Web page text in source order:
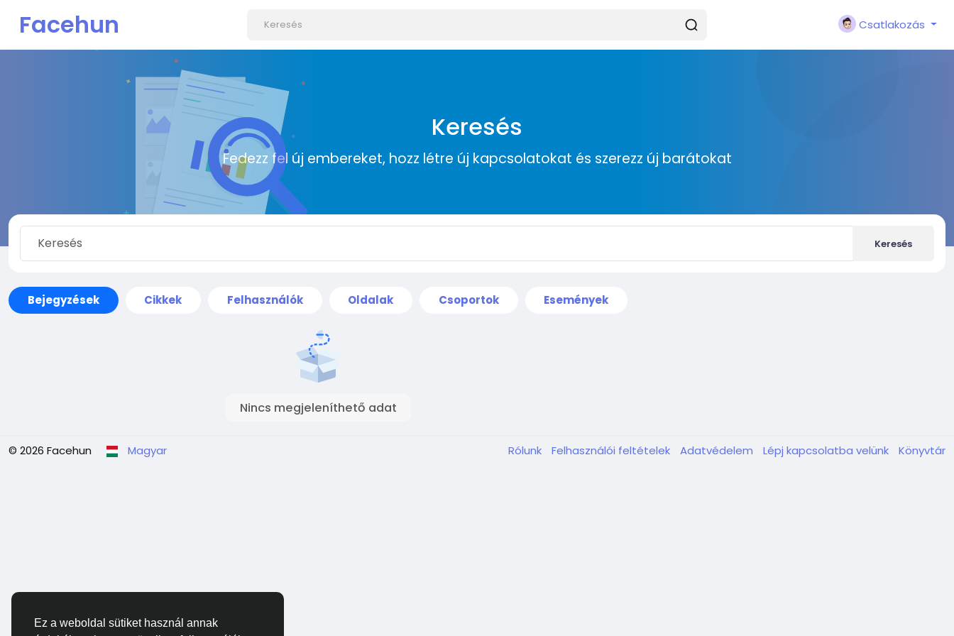
Ez a weboldal sütiket használ annak
Facehun Csatlakozás
Keresés
Fedezz fel új embereket, hozz létre új kapcsolatokat és szerezz új barátokat
Keresés
Bejegyzések Cikkek Felhasználók Oldalak Csoportok Események
Nincs megjeleníthető adat
© 2026 Facehun Magyar Rólunk Felhasználói feltételek Adatvédelem Lépj kapcsolatba velünk Könyvtár